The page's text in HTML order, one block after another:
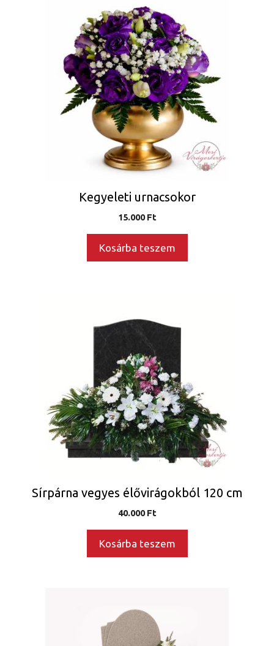
Kegyeleti urnacsokor
15.000Ft
Kosárba teszem
Sírpárna vegyes élővirágokból 120 cm
40.000Ft
Kosárba teszem